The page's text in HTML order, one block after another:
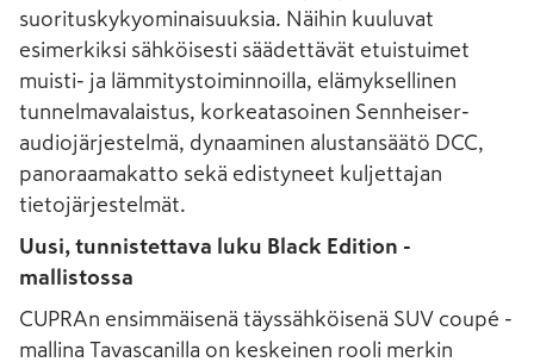
suorituskykyominaisuuksia. Näihin kuuluvat
esimerkiksi sähköisesti säädettävät etuistuimet
muisti- ja lämmitystoiminnoilla, elämyksellinen
tunnelmavalaistus, korkeatasoinen Sennheiser-
audiojärjestelmä, dynaaminen alustansäätö DCC,
panoraamakatto sekä edistyneet kuljettajan
tietojärjestelmät.
Uusi, tunnistettava luku Black Edition -
mallistossa
CUPRAn ensimmäisenä täyssähköisenä SUV coupé -
mallina Tavascanilla on keskeinen rooli merkin